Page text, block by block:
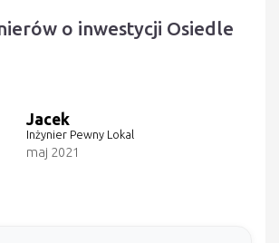
o inwestycji Osiedle
Jacek
Inżynier Pewny Lokal
maj 2021